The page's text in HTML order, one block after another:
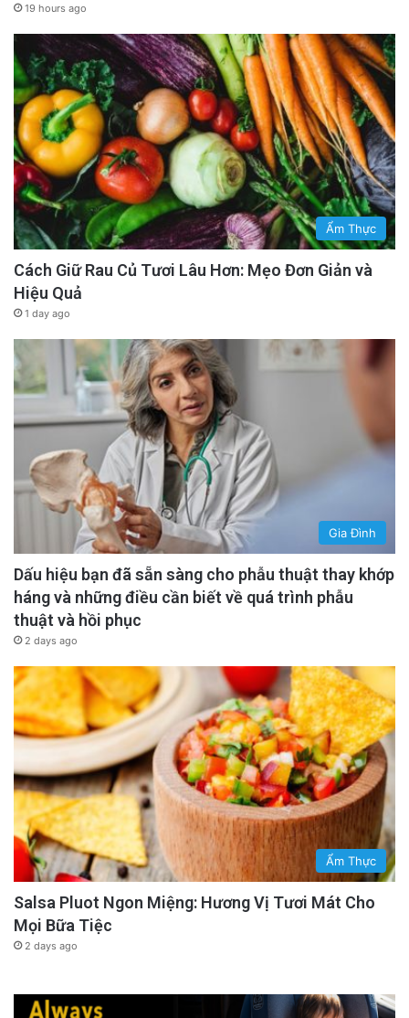
19 hours ago
Ẩm Thực
Cách Giữ Rau Củ Tươi Lâu Hơn: Mẹo Đơn Giản và
Hiệu Quả
1 day ago
Gia Đình
Dấu hiệu bạn đã sẵn sàng cho phẫu thuật thay khớp
háng và những điều cần biết về quá trình phẫu
thuật và hồi phục
2 days ago
Ẩm Thực
Salsa Pluot Ngon Miệng: Hương Vị Tươi Mát Cho
Mọi Bữa Tiệc
2 days ago